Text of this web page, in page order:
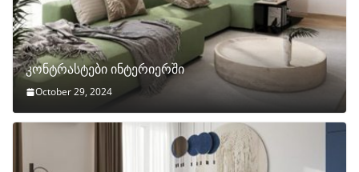
კონტრასტები ინტერიერში
October 29, 2024